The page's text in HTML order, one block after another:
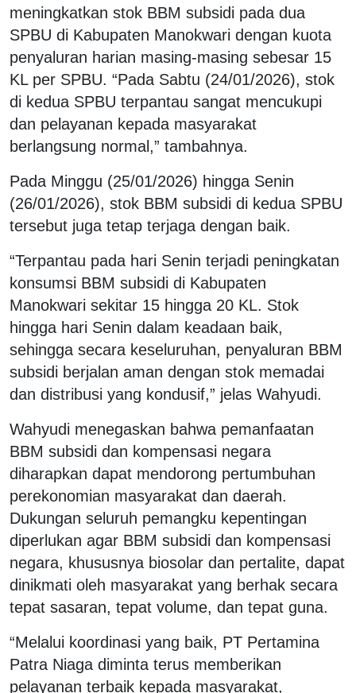
meningkatkan stok BBM subsidi pada dua
SPBU di Kabupaten Manokwari dengan kuota
penyaluran harian masing-masing sebesar 15
KL per SPBU. “Pada Sabtu (24/01/2026), stok
di kedua SPBU terpantau sangat mencukupi
dan pelayanan kepada masyarakat
berlangsung normal,” tambahnya.
Pada Minggu (25/01/2026) hingga Senin
(26/01/2026), stok BBM subsidi di kedua SPBU
tersebut juga tetap terjaga dengan baik.
“Terpantau pada hari Senin terjadi peningkatan
konsumsi BBM subsidi di Kabupaten
Manokwari sekitar 15 hingga 20 KL. Stok
hingga hari Senin dalam keadaan baik,
sehingga secara keseluruhan, penyaluran BBM
subsidi berjalan aman dengan stok memadai
dan distribusi yang kondusif,” jelas Wahyudi.
Wahyudi menegaskan bahwa pemanfaatan
BBM subsidi dan kompensasi negara
diharapkan dapat mendorong pertumbuhan
perekonomian masyarakat dan daerah.
Dukungan seluruh pemangku kepentingan
diperlukan agar BBM subsidi dan kompensasi
negara, khususnya biosolar dan pertalite, dapat
dinikmati oleh masyarakat yang berhak secara
tepat sasaran, tepat volume, dan tepat guna.
“Melalui koordinasi yang baik, PT Pertamina
Patra Niaga diminta terus memberikan
pelayanan terbaik kepada masyarakat,